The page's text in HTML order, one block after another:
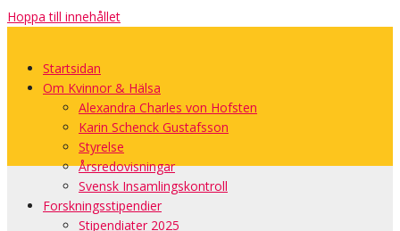
Hoppa till innehållet
Startsidan
Om Kvinnor & Hälsa
Alexandra Charles von Hofsten
Karin Schenck Gustafsson
Styrelse
Årsredovisningar
Svensk Insamlingskontroll
Forskningsstipendier
Stipendiater 2025